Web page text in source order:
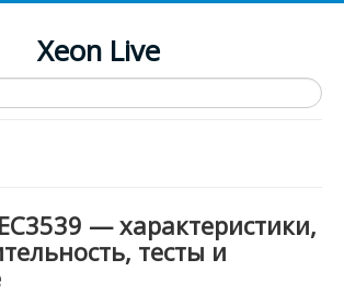
Xeon Live
— характеристики,
тесты и